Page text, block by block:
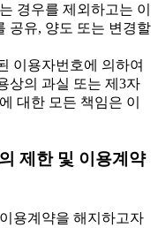
경우를 제외하고는 이
공유, 양도 또는 변경할
이용자번호에 의하여
상의 과실 또는 제3자
대한 모든 책임은 이
제한 및 이용계약
용계약을 해지하고자